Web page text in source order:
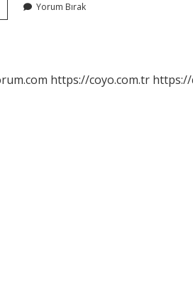
Yorum Bırak
https://coyo.com.tr